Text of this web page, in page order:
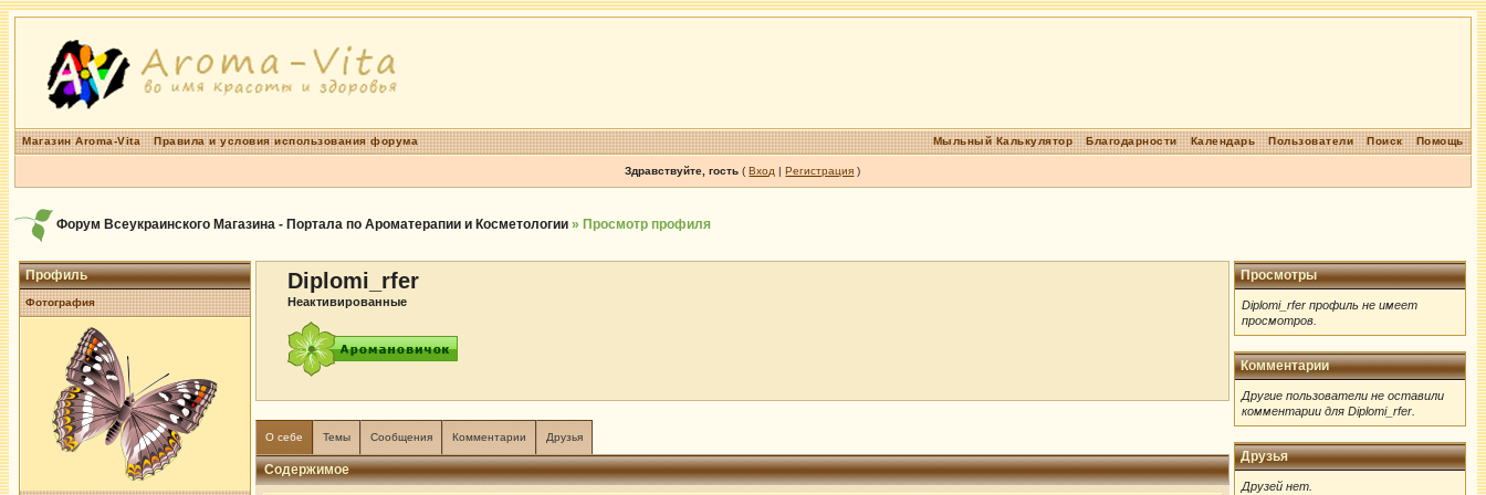
Магазин Aroma-Vita Правила и условия использования форума Помощь
Поиск
Пользователи
Календарь
Благодарности
Мыльный Калькулятор
Здравствуйте, гость (Вход |Регистрация )
Форум Всеукраинского Магазина - Портала по Ароматерапии и Косметологии » Просмотр профиля
Профиль
Фотография
Diplomi_rfer
Неактивированные
О себе Темы Сообщения Комментарии Друзья
Содержимое
Просмотры
Diplomi_rfer профиль не имеет
просмотров.
Комментарии
Другие пользователи не оставили
комментарии для Diplomi_rfer.
Друзья
Друзей нет.